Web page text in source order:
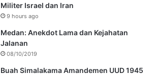
Militer Israel dan Iran
9 hours ago
Medan: Anekdot Lama dan Kejahatan
Jalanan
08/10/2019
Buah Simalakama Amandemen UUD 1945